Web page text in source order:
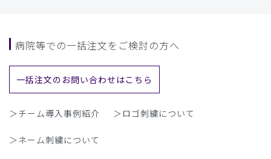
病院等での一括注文をご検討の方へ
一括注文のお問い合わせはこちら
＞チーム導入事例紹介 ＞ロゴ刺繍について
＞ネーム刺繍について